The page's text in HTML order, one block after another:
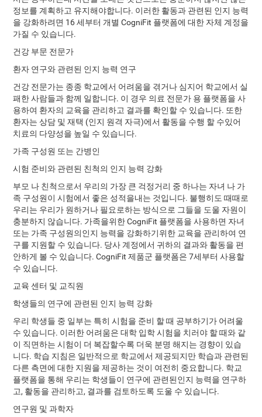
정보를 계획하고 유지해야합니다. 이러한 활동과 관련된 인지 능력
을 강화하려면 16 세부터 개별 CogniFit 플랫폼에 대한 자체 계정을
가질 수 있습니다.
건강 부문 전문가
환자 연구와 관련된 인지 능력 연구
건강 전문가는 종종 학교에서 어려움을 겪거나 심지어 학교에서 실
패한 사람들과 함께 일합니다. 이 경우 의료 전문가 용 플랫폼을 사
용하여 환자의 교육을 관리하고 결과를 확인할 수 있습니다. 또한
환자는 상담 및 재택 (인지 원격 자극)에서 활동을 수행 할 수있어
치료의 다양성을 높일 수 있습니다.
가족 구성원 또는 간병인
시험 준비와 관련된 친척의 인지 능력 강화
부모 나 친척으로서 우리의 가장 큰 걱정거리 중 하나는 자녀 나 가
족 구성원이 시험에서 좋은 성적을내는 것입니다. 불행히도 때때로
우리는 우리가 원하거나 필요로하는 방식으로 그들을 도울 자원이
충분하지 않습니다. 가족을위한 CogniFit 플랫폼을 사용하면 자녀
또는 가족 구성원의인지 능력을 강화하기위한 교육을 관리하여 연
구를 지원할 수 있습니다. 당사 계정에서 귀하의 결과와 활동을 편
안하게 볼 수 있습니다. CogniFit 제품군 플랫폼은 7세부터 사용할
수 있습니다.
교육 센터 및 교직원
학생들의 연구에 관련된 인지 능력 강화
우리 학생들 중 일부는 특히 시험을 준비 할 때 공부하기가 어려울
수 있습니다. 이러한 어려움은 대학 입학 시험을 치러야 할 때와 같
이 직면하는 시험이 더 복잡할수록 더욱 분명 해지는 경향이 있습
니다. 학습 지침은 일반적으로 학교에서 제공되지만 학습과 관련된
다른 측면에 대한 지원을 제공하는 것이 여전히 중요합니다. 학교
플랫폼을 통해 우리는 학생들이 연구에 관련된인지 능력을 연구하
고, 활동을 관리하고, 결과를 검토하도록 도울 수 있습니다.
연구원 및 과학자